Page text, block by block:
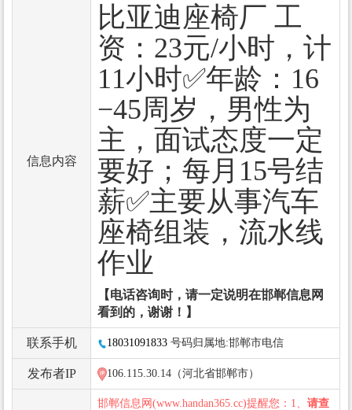
信息内容
比亚迪座椅厂 工
资：23元/小时，计
11小时✅年龄：16
−45周岁，男性为
主，面试态度一定
要好；每月15号结
薪✅主要从事汽车
座椅组装，流水线
作业
【电话咨询时，请一定说明在邯郸信息网
看到的，谢谢！】
联系手机 18031091833 号码归属地:邯郸市电信
发布者IP 106.115.30.14（河北省邯郸市）
邯郸信息网(www.handan365.cc)提醒您：1、 请查